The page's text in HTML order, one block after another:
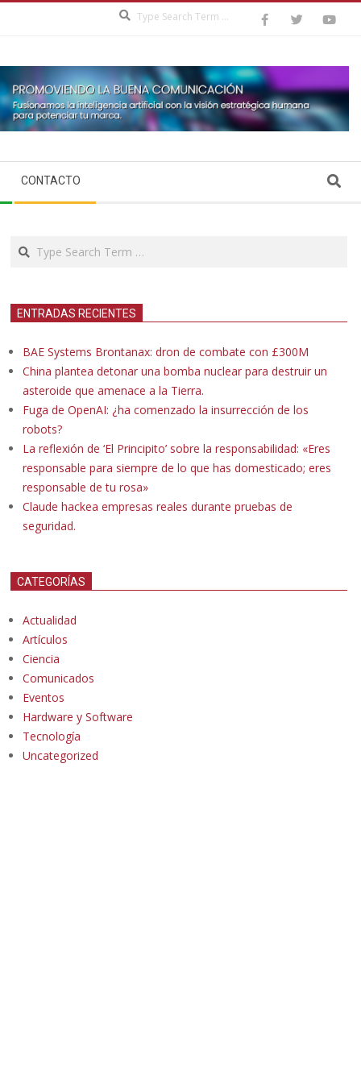
CONTACTO Search
Search
ENTRADAS RECIENTES
BAE Systems Brontanax: dron de combate con £300M
China plantea detonar una bomba nuclear para destruir un
asteroide que amenace a la Tierra.
Fuga de OpenAI: ¿ha comenzado la insurrección de los
robots?
La reflexión de ‘El Principito’ sobre la responsabilidad: «Eres
responsable para siempre de lo que has domesticado; eres
responsable de tu rosa»
Claude hackea empresas reales durante pruebas de
seguridad.
CATEGORÍAS
Actualidad
Artículos
Ciencia
Comunicados
Eventos
Hardware y Software
Tecnología
Uncategorized